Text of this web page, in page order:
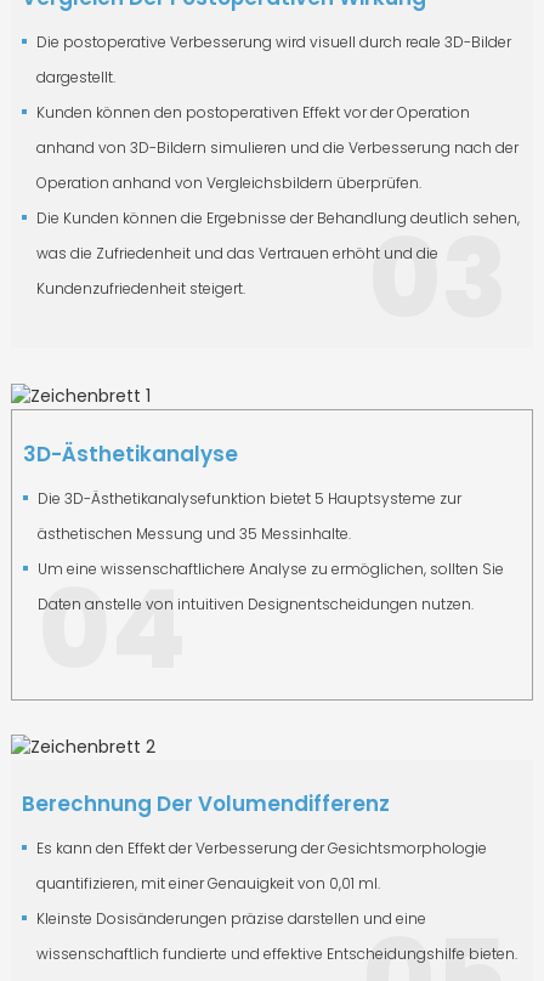
Die postoperative Verbesserung wird visuell durch reale 3D-Bilder
dargestellt.
Kunden können den postoperativen Effekt vor der Operation
anhand von 3D-Bildern simulieren und die Verbesserung nach der
Operation anhand von Vergleichsbildern überprüfen.
Die Kunden können die Ergebnisse der Behandlung deutlich sehen,
was die Zufriedenheit und das Vertrauen erhöht und die
Kundenzufriedenheit steigert.
03
3D-Ästhetikanalyse
Die 3D-Ästhetikanalysefunktion bietet 5 Hauptsysteme zur
ästhetischen Messung und 35 Messinhalte.
Um eine wissenschaftlichere Analyse zu ermöglichen, sollten Sie
Daten anstelle von intuitiven Designentscheidungen nutzen.
04
Berechnung Der Volumendifferenz
Es kann den Effekt der Verbesserung der Gesichtsmorphologie
quantifizieren, mit einer Genauigkeit von 0,01 ml.
Kleinste Dosisänderungen präzise darstellen und eine
wissenschaftlich fundierte und effektive Entscheidungshilfe bieten.